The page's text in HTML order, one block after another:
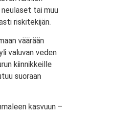
tai muu
riskitekijän.
väärään
valuvan veden
kiinnikkeille
suoraan
kasvuun –